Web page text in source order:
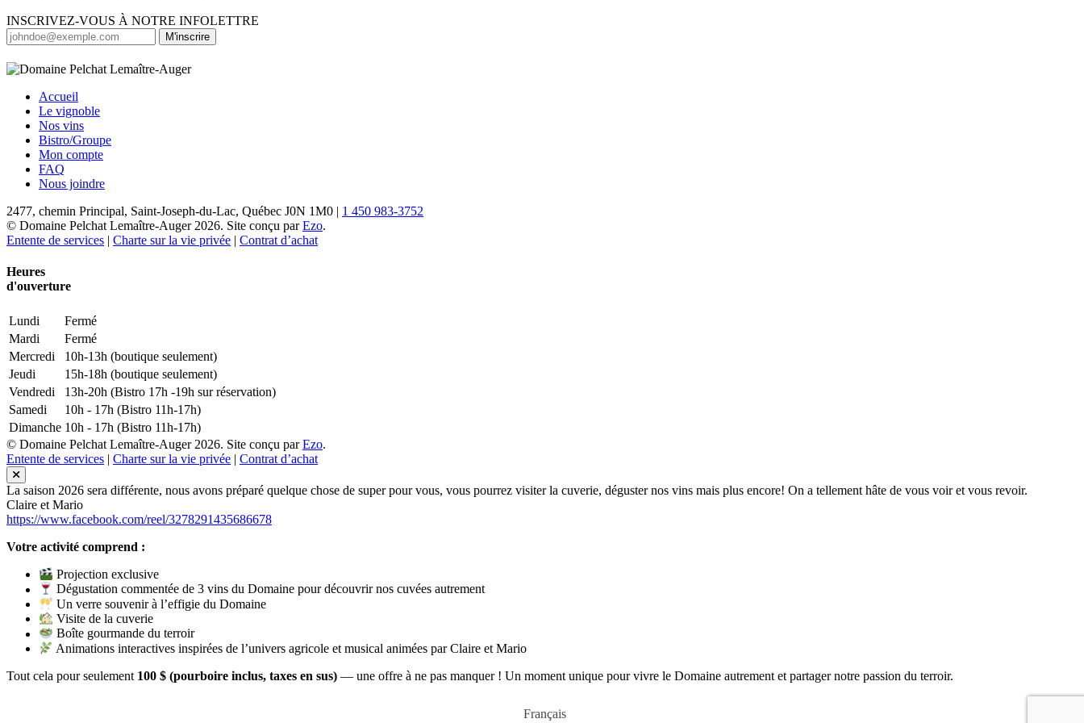
INSCRIVEZ-VOUS À NOTRE INFOLETTRE
M'inscrire
Accueil
Le vignoble
Nos vins
Bistro/Groupe
Mon compte
FAQ
Nous joindre
2477, chemin Principal, Saint-Joseph-du-Lac, Québec J0N 1M0 | 1 450 983-3752
© Domaine Pelchat Lemaître-Auger 2026. Site conçu parEzo.
Entente de services | Charte sur la vie privée | Contrat d’achat
Heures
d'ouverture
Lundi
Fermé
Mardi
Fermé
Mercredi
10h-13h (boutique seulement)
Jeudi
15h-18h (boutique seulement)
Vendredi
13h-20h (Bistro 17h -19h sur réservation)
Samedi
10h - 17h (Bistro 11h-17h)
Dimanche 10h - 17h (Bistro 11h-17h)
© Domaine Pelchat Lemaître-Auger 2026. Site conçu parEzo.
Entente de services | Charte sur la vie privée | Contrat d’achat
La saison 2026 sera différente, nous avons préparé quelque chose de super pour vous, vous pourrez visiter la cuverie, déguster nos vins mais plus encore! On a tellement hâte de vous voir et vous revoir.
Claire et Mario
https://www.facebook.com/reel/3278291435686678
Votre activité comprend :
Projection exclusive
Dégustation commentée de 3 vins du Domaine pour découvrir nos cuvées autrement
Un verre souvenir à l’effigie du Domaine
Visite de la cuverie
Boîte gourmande du terroir
Animations interactives inspirées de l’univers agricole et musical animées par Claire et Mario
Tout cela pour seulement 100 $ (pourboire inclus, taxes en sus) — une offre à ne pas manquer ! Un moment unique pour vivre le Domaine autrement et partager notre passion du terroir.
Français